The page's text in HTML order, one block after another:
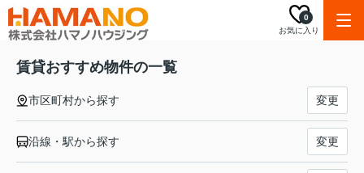
お気に入り
0
賃貸おすすめ物件の一覧
市区町村から探す 変更
沿線・駅から探す 変更